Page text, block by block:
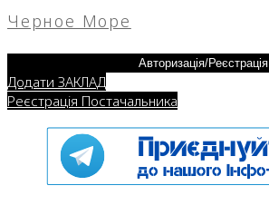
Черное Море
Авторизація/Реєстрація
Додати ЗАКЛАД
Реєстрація Постачальника